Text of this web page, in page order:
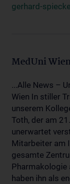
gerhard-
MedUni
...Alle News –
Wien In stiller
unserem
Toth, der am
unerwartet
Mitarbeiter am
gesamte
Pharmakologie
haben ihn als